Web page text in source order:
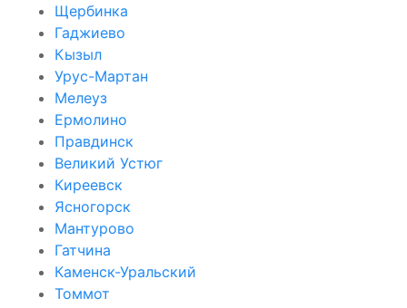
Щербинка
Гаджиево
Кызыл
Урус-Мартан
Мелеуз
Ермолино
Правдинск
Великий Устюг
Киреевск
Ясногорск
Мантурово
Гатчина
Каменск-Уральский
Томмот